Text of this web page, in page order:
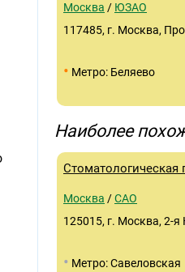
Москва / ЮЗАО
117485, г. Москва,
• Метро: Беляево
Наиболее
Москва /САО
125015, г. Москва, 2-я
• Метро: Савеловская